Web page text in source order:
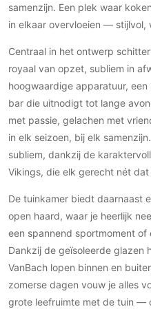
Keuken
Keukenbladen
Keukenaccessoires
Keukenkranen
Ramen en deuren
Binnendeuren
Aluminium deuren
Houten deuren
Stalen deuren
Systeemwanden
Deurbeslag
Raambeslag
Gevel
Gevelbekleding
Gevelstenen
Houten gevelbekleding
Stucwerk
Schilderwerk buiten
Houten buitenvloeren
buitenvloeren
Vlonders
Zonwering
Zonwering buiten
Bijgebouw / Poolhouse
Terrasoverkapping
Tuin
Villa
Zwembad
Zakelijk
Horeca
Kantoor
samenzijn. Een plek waar
in elkaar overvloeien — stijlvol,
Centraal in het ontwerp
royaal van opzet, subliem in
hoogwaardige apparatuur,
bar die uitnodigt tot lange
met passie, gelachen met
in elk seizoen, bij elk
subliem, dankzij de
Vikings, die elk gerecht nét
De tuinkamer biedt daarnaast
open haard, waar je heerlijk
een spannend sportmoment
Dankzij de geïsoleerde glazen
VanBach lopen binnen en
zomerse dagen vouw je alles
grote leefruimte met de tuin —